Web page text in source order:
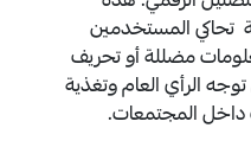
تحاكي المستخدمين
مضللة أو تحريف
الرأي العام وتغذية
داخل المجتمعات.